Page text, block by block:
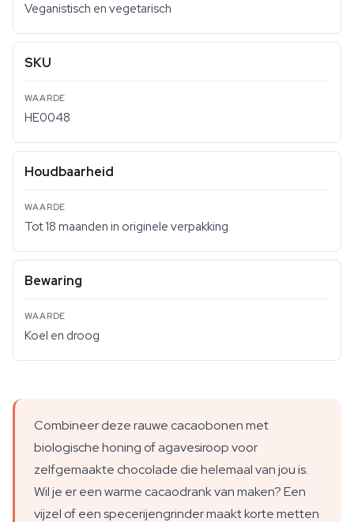
Veganistisch en vegetarisch
SKU
HE0048
Houdbaarheid
Tot 18 maanden in originele verpakking
Bewaring
Koel en droog
Combineer deze rauwe cacaobonen met
biologische honing of agavesiroop voor
zelfgemaakte chocolade die helemaal van jou is.
Wil je er een warme cacaodrank van maken? Een
vijzel of een specerijengrinder maakt korte metten